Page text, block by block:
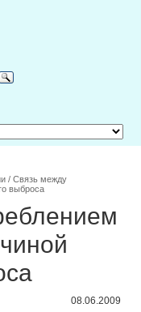
/ Связь между
выброса
08.06.2009